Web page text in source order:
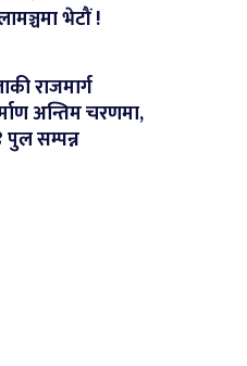
भेटौं !
राजमार्ग
अन्तिम चरणमा,
सम्पन्न